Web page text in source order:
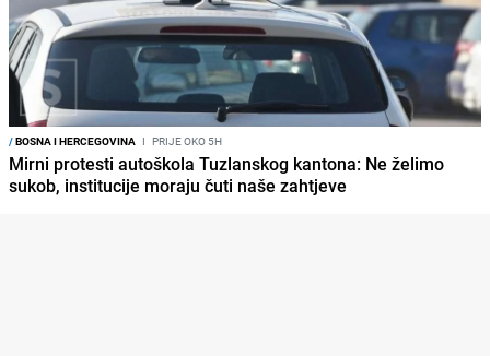
/BOSNA I HERCEGOVINA I PRIJE OKO 5H
Mirni protesti autoškola Tuzlanskog kantona: Ne želimo
sukob, institucije moraju čuti naše zahtjeve